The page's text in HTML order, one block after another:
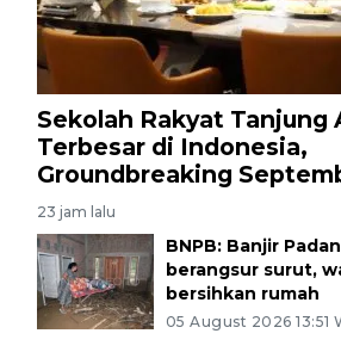
Sekolah Rakyat Tanjung
Terbesar di Indonesia,
Groundbreaking
23 jam lalu
BNPB: Banjir
berangsur surut,
bersihkan rumah
05 August 2026 13:51